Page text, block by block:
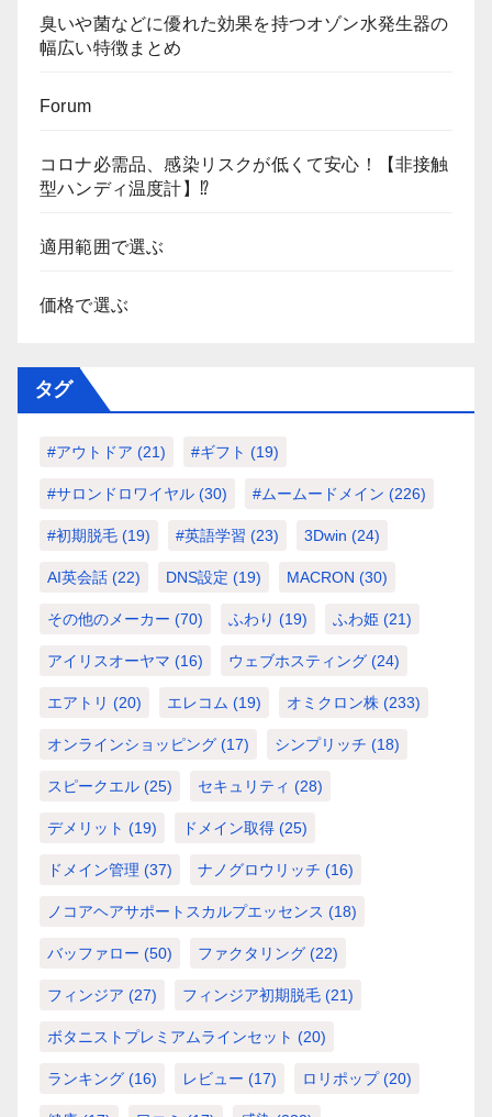
臭いや菌などに優れた効果を持つオゾン水発生器の
幅広い特徴まとめ
Forum
コロナ必需品、感染リスクが低くて安心！【非接触
型ハンディ温度計】⁉
適用範囲で選ぶ
価格で選ぶ
タグ
#アウトドア (21) #ギフト (19)
#サロンドロワイヤル (30) #ムームードメイン (226)
#初期脱毛 (19) #英語学習 (23) 3Dwin (24)
AI英会話 (22) DNS設定 (19) MACRON (30)
その他のメーカー (70) ふわり (19) ふわ姫 (21)
アイリスオーヤマ (16) ウェブホスティング (24)
エアトリ (20) エレコム (19) オミクロン株 (233)
オンラインショッピング (17) シンプリッチ (18)
スピークエル (25) セキュリティ (28)
デメリット (19) ドメイン取得 (25)
ドメイン管理 (37) ナノグロウリッチ (16)
ノコアヘアサポートスカルプエッセンス (18)
バッファロー (50) ファクタリング (22)
フィンジア (27) フィンジア初期脱毛 (21)
ボタニストプレミアムラインセット (20)
ランキング (16) レビュー (17) ロリポップ(20)